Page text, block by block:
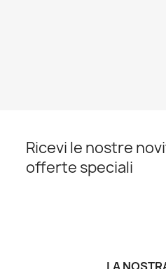
Ricevi le nostre
offerte speciali